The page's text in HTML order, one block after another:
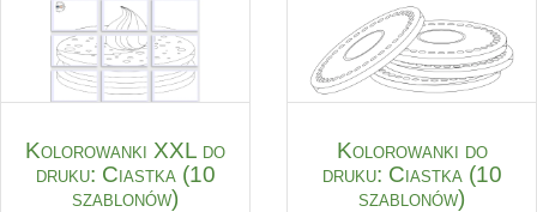
Kolorowanki XXL do
druku: Ciastka (10
szablonów)
Kolorowanki do
druku: Ciastka (10
szablonów)